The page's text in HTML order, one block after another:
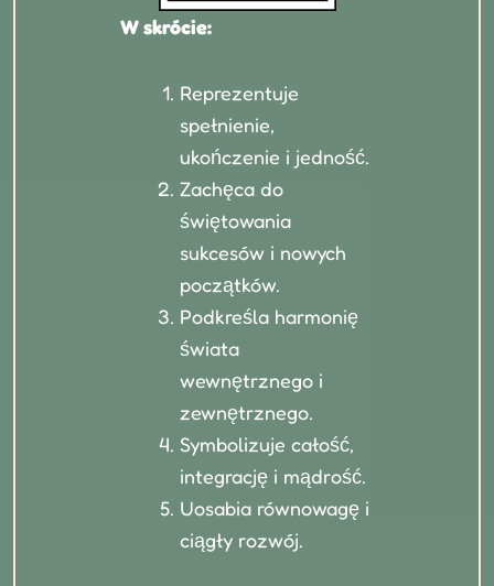
W skrócie:
Reprezentuje
spełnienie,
ukończenie i jedność.
Zachęca do
świętowania
sukcesów i nowych
początków.
Podkreśla harmonię
świata
wewnętrznego i
zewnętrznego.
Symbolizuje całość,
integrację i mądrość.
Uosabia równowagę i
ciągły rozwój.